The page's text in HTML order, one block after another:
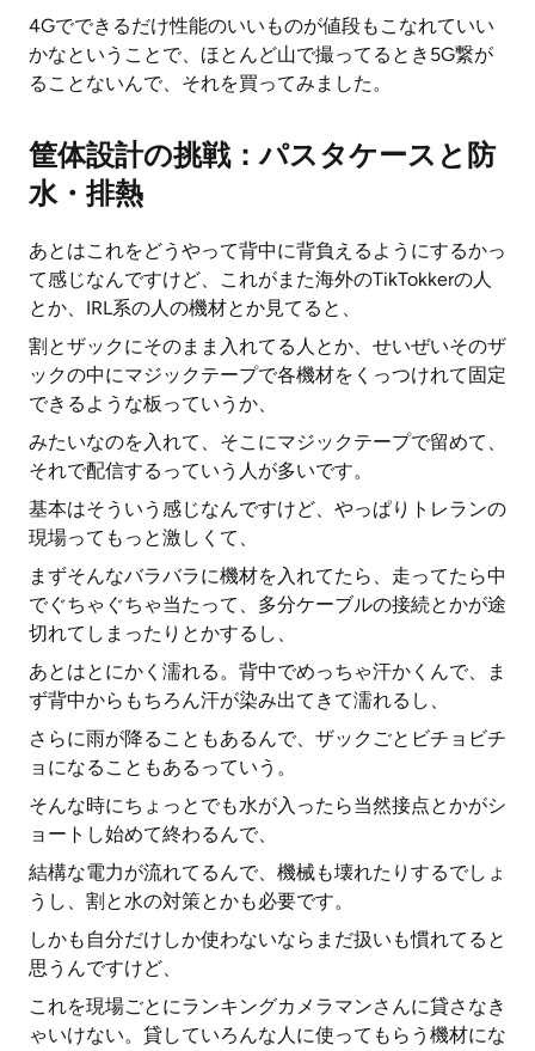
4Gでできるだけ性能のいいものが値段もこなれていい
かなということで、ほとんど山で撮ってるとき5G繋が
ることないんで、それを買ってみました。
筐体設計の挑戦：パスタケースと防
水・排熱
あとはこれをどうやって背中に背負えるようにするかっ
て感じなんですけど、これがまた海外のTikTokkerの人
とか、IRL系の人の機材とか見てると、
割とザックにそのまま入れてる人とか、せいぜいそのザ
ックの中にマジックテープで各機材をくっつけれて固定
できるような板っていうか、
みたいなのを入れて、そこにマジックテープで留めて、
それで配信するっていう人が多いです。
基本はそういう感じなんですけど、やっぱりトレランの
現場ってもっと激しくて、
まずそんなバラバラに機材を入れてたら、走ってたら中
でぐちゃぐちゃ当たって、多分ケーブルの接続とかが途
切れてしまったりとかするし、
あとはとにかく濡れる。背中でめっちゃ汗かくんで、ま
ず背中からもちろん汗が染み出てきて濡れるし、
さらに雨が降ることもあるんで、ザックごとビチョビチ
ョになることもあるっていう。
そんな時にちょっとでも水が入ったら当然接点とかがシ
ョートし始めて終わるんで、
結構な電力が流れてるんで、機械も壊れたりするでしょ
うし、割と水の対策とかも必要です。
しかも自分だけしか使わないならまだ扱いも慣れてると
思うんですけど、
これを現場ごとにランキングカメラマンさんに貸さなき
ゃいけない。貸していろんな人に使ってもらう機材にな